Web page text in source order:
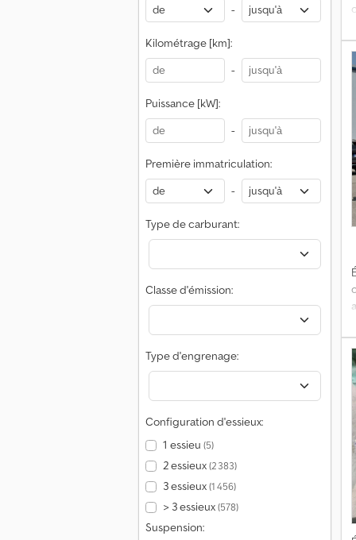
-
Kilométrage [km]:
-
Puissance [kW]:
-
Première immatriculation:
-
Type de carburant:
Classe d'émission:
Type d'engrenage:
Configuration d'essieux:
1 essieu (5)
2 essieux(2 383)
3 essieux(1 456)
> 3 essieux(578)
Suspension: